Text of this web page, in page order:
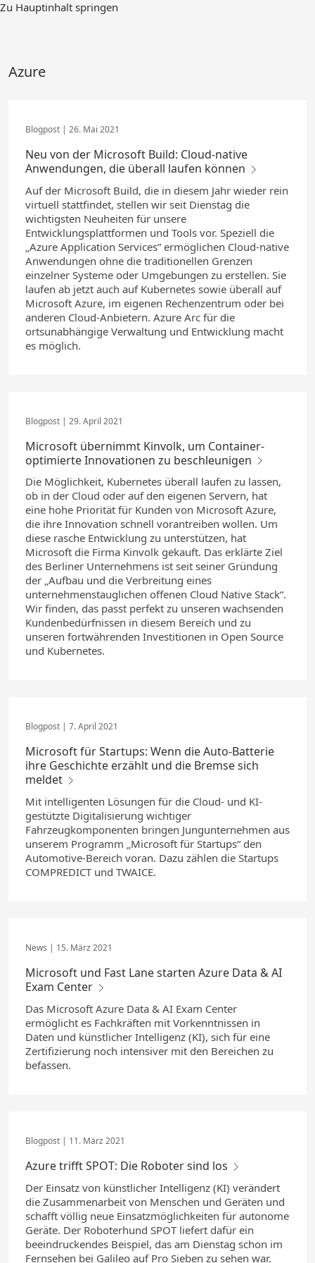
Zum
Zu Hauptinhalt springen
Azure
26. Mai 2021
Neu von der Microsoft Build: Cloud-native
Anwendungen, die überall laufen können
Auf der Microsoft Build, die in diesem Jahr wieder rein
virtuell stattfindet, stellen wir seit Dienstag die
wichtigsten Neuheiten für unsere
Entwicklungsplattformen und Tools vor. Speziell die
„Azure Application Services” ermöglichen Cloud-native
Anwendungen ohne die traditionellen Grenzen
einzelner Systeme oder Umgebungen zu erstellen. Sie
laufen ab jetzt auch auf Kubernetes sowie überall auf
Microsoft Azure, im eigenen Rechenzentrum oder bei
anderen Cloud-Anbietern. Azure Arc für die
ortsunabhängige Verwaltung und Entwicklung macht
es möglich.
29. April 2021
Microsoft übernimmt Kinvolk, um Container-
optimierte Innovationen zu beschleunigen
Die Möglichkeit, Kubernetes überall laufen zu lassen,
ob in der Cloud oder auf den eigenen Servern, hat
eine hohe Priorität für Kunden von Microsoft Azure,
die ihre Innovation schnell vorantreiben wollen. Um
diese rasche Entwicklung zu unterstützen, hat
Microsoft die Firma Kinvolk gekauft. Das erklärte Ziel
des Berliner Unternehmens ist seit seiner Gründung
der „Aufbau und die Verbreitung eines
unternehmenstauglichen offenen Cloud Native Stack“.
Wir finden, das passt perfekt zu unseren wachsenden
Kundenbedürfnissen in diesem Bereich und zu
unseren fortwährenden Investitionen in Open Source
und Kubernetes.
7. April 2021
Microsoft für Startups: Wenn die Auto-Batterie
ihre Geschichte erzählt und die Bremse sich
meldet
Mit intelligenten Lösungen für die Cloud- und KI-
gestützte Digitalisierung wichtiger
Fahrzeugkomponenten bringen Jungunternehmen aus
unserem Programm „Microsoft für Startups“ den
Automotive-Bereich voran. Dazu zählen die Startups
COMPREDICT und TWAICE.
15. März 2021
Microsoft und Fast Lane starten Azure Data & AI
Exam Center
Das Microsoft Azure Data & AI Exam Center
ermöglicht es Fachkräften mit Vorkenntnissen in
Daten und künstlicher Intelligenz (KI), sich für eine
Zertifizierung noch intensiver mit den Bereichen zu
befassen.
11. März 2021
Azure trifft SPOT: Die Roboter sind los
Der Einsatz von künstlicher Intelligenz (KI) verändert
die Zusammenarbeit von Menschen und Geräten und
schafft völlig neue Einsatzmöglichkeiten für autonome
Geräte. Der Roboterhund SPOT liefert dafür ein
beeindruckendes Beispiel, das am Dienstag schon im
Fernsehen bei Galileo auf Pro Sieben zu sehen war.